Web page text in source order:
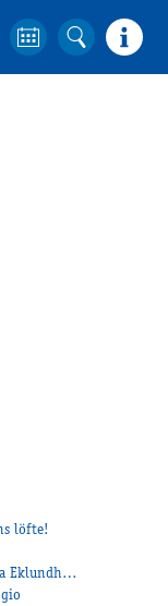
löfte!
Fin dag på Årjäng för Firma Eklundh och Nilsson